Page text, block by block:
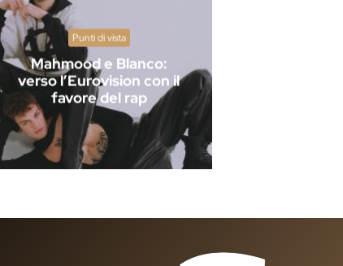
Punti di vista
Mahmood e Blanco:
verso l’Eurovision con il
favore del rap